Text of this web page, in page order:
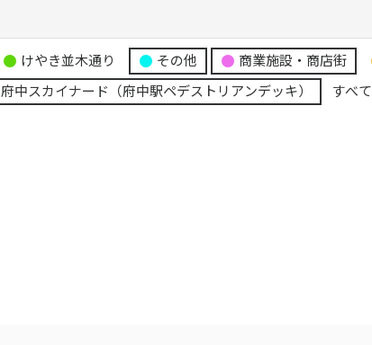
けやき並木通り その他 商業施設・商店街
府中スカイナード（府中駅ペデストリアンデッキ）
すべて